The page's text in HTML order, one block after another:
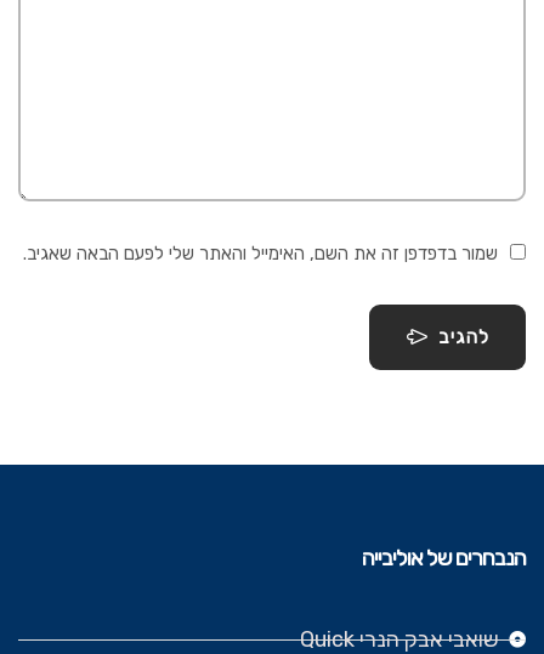
שמור בדפדפן זה את השם, האימייל והאתר שלי לפעם הבאה שאגיב.
להגיב
הנבחרים של אוליבייה
שואבי אבק הנרי Quick